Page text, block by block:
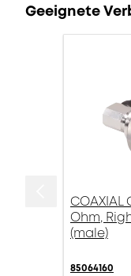
Geeignete
COAXIAL
Ohm,
(male)
85064160